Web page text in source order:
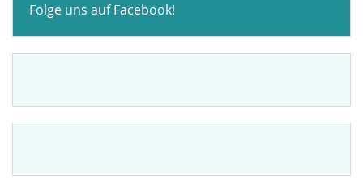
Folge uns auf Facebook!